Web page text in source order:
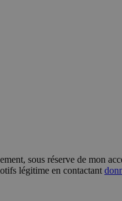
sous réserve de mon
légitime en contactant